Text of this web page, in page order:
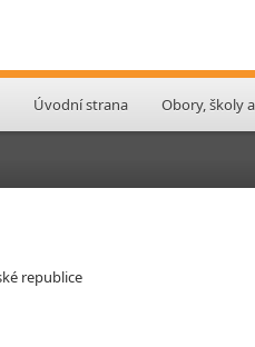
Úvodní strana Obory, školy
republice